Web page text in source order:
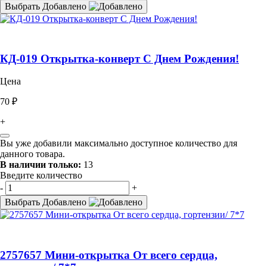
Выбрать Добавлено
КД-019 Открытка-конверт С Днем Рождения!
Цена
70 ₽
+
Вы уже добавили максимально доступное количество для
данного товара.
В наличии только: 13
Введите количество
-
+
Выбрать Добавлено
2757657 Мини-открытка От всего сердца,